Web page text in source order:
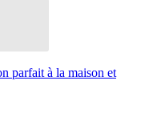
parfait à la maison et